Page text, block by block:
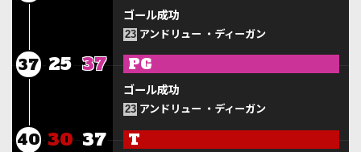
ゴール成功
23 アンドリュー ・ディーガン
37 25 37 PG
ゴール成功
23 アンドリュー ・ディーガン
40 30 37 T